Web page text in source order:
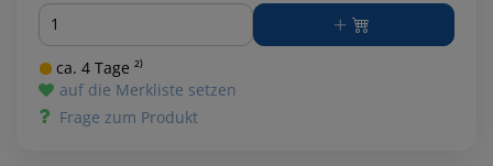
Menge
ca. 4 Tage ²⁾
auf die Merkliste setzen
Frage zum Produkt